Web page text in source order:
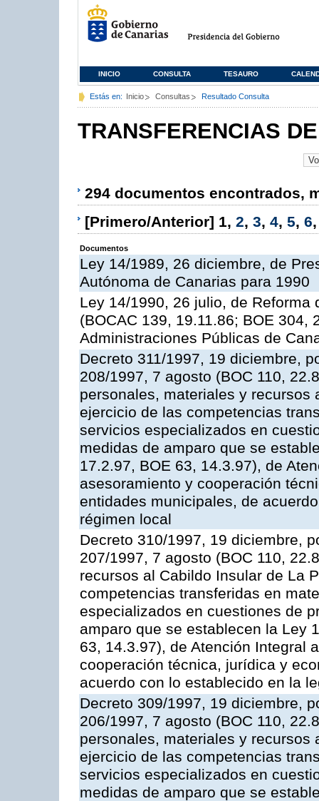
INICIO CONSULTA TESAURO
Estás en: Inicio Consultas Resultado Consulta
TRANSFERENCIAS
294 documentos encontrados,
[Primero/Anterior] 1, 2, 3, 4, 5, 6
Documentos
Ley 14/1989, 26 diciembre, de
Autónoma de Canarias para 1990
Ley 14/1990, 26 julio, de
(BOCAC 139, 19.11.86; BOE
Administraciones Públicas de
Decreto 311/1997, 19 diciembre,
208/1997, 7 agosto (BOC 110,
personales, materiales y recursos
ejercicio de las competencias
servicios especializados en
medidas de amparo que se
17.2.97, BOE 63, 14.3.97), de
asesoramiento y cooperación
entidades municipales, de
régimen local
Decreto 310/1997, 19 diciembre,
207/1997, 7 agosto (BOC 110,
recursos al Cabildo Insular de La
competencias transferidas en
especializados en cuestiones de
amparo que se establecen la Ley
63, 14.3.97), de Atención Integral
cooperación técnica, jurídica y
acuerdo con lo establecido en la
Decreto 309/1997, 19 diciembre,
206/1997, 7 agosto (BOC 110,
personales, materiales y recursos
ejercicio de las competencias
servicios especializados en
medidas de amparo que se